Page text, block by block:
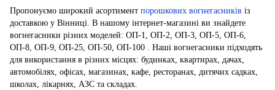
Пропонуємо широкий асортимент порошкових вогнегасників із
доставкою у Вінниці. В нашому інтернет-магазині ви знайдете
вогнегасники різних моделей: ОП-1, ОП-2, ОП-3, ОП-5, ОП-6,
ОП-8, ОП-9, ОП-25, ОП-50, ОП-100 . Наші вогнегасники підходять
для використання в різних місцях: будинках, квартирах, дачах,
автомобілях, офісах, магазинах, кафе, ресторанах, дитячих садках,
школах, лікарнях, АЗС та складах.